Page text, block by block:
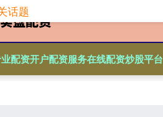
配资开户配资服务在线配资炒股平台
话题